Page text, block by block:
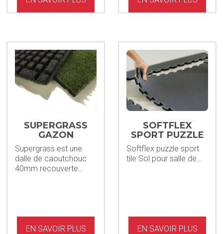
SUPERGRASS
GAZON
SYNTHÉTIQUE
EN DAL
Supergrass est une
dalle de caoutchouc
40mm recouverte…
EN SAVOIR PLUS
SOFTFLEX
SPORT PUZZLE
TILE
Softflex puzzle sport
tile Sol pour salle de…
EN SAVOIR PLUS